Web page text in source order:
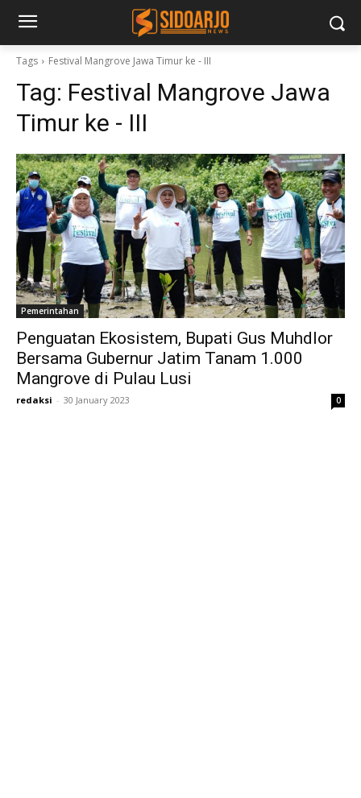
Tags Festival Mangrove Jawa Timur ke - III
Tag: Festival Mangrove Jawa
Timur ke - III
Pemerintahan
Penguatan Ekosistem, Bupati Gus Muhdlor
Bersama Gubernur Jatim Tanam 1.000
Mangrove di Pulau Lusi
redaksi - 30 January 2023 0